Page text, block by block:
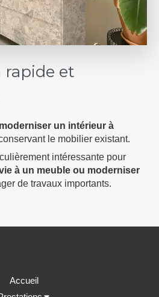
rapide et
moderniser un intérieur à
le mobilier existant.
intéressante pour
à un meuble ou moderniser
de travaux importants.
Accueil